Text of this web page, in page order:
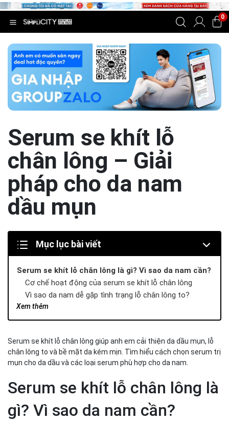
0
Serum se khít lỗ
chân lông – Giải
pháp cho da nam
dầu mụn
Mục lục bài viết
Xem thêm
Serum se khít lỗ chân lông là gì? Vì sao da nam cần?
Cơ chế hoạt động của serum se khít lỗ chân lông
Vì sao da nam dễ gặp tình trạng lỗ chân lông to?
Khi nào anh em nên dùng serum se khít lỗ chân lông?
Các loại serum se khít lỗ chân lông phổ biến hiện nay
Serum trị mụn cho da dầu kết hợp se khít lỗ chân lông
Serum chống lão hóa & làm mịn da
Cách chọn serum se khít lỗ chân lông theo từng loại
Serum se khít lỗ chân lông cho da dầu mụn
Serum se khít lỗ chân lông cho da khô
Có nên dùng nhiều loại serum cùng lúc không?
Serum se khít lỗ chân lông giúp anh em cải thiện da dầu mụn, lỗ
chân lông to và bề mặt da kém mịn. Tìm hiểu cách chọn serum trị
mụn cho da dầu và các loại serum phù hợp cho da nam.
Serum se khít lỗ chân lông là
gì? Vì sao da nam cần?